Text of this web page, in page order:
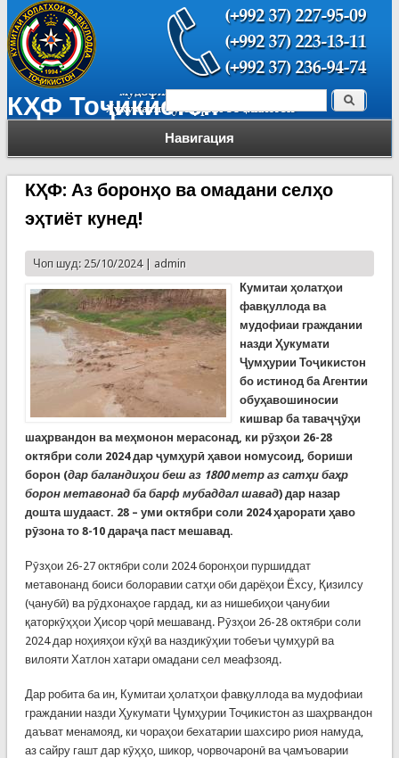
КҲФ Тоҷикистон
Навигация
Форма поиска Поиск
КҲФ: Аз боронҳо ва омадани селҳо
эҳтиёт кунед!
Чоп шуд: 25/10/2024 | admin
Кумитаи ҳолатҳои
фавқуллода ва
мудофиаи граждании
назди Ҳукумати
Ҷумҳурии Тоҷикистон
бо истинод ба Агентии
обуҳавошиносии
кишвар ба таваҷҷӯҳи
шаҳрвандон ва меҳмонон мерасонад, ки рӯзҳои 26-28
октябри соли 2024 дар ҷумҳурӣ ҳавои номусоид, бориши
борон (дар баландиҳои беш аз 1800 метр аз сатҳи баҳр
борон метавонад ба барф мубаддал шавад) дар назар
дошта шудааст. 28 – уми октябри соли 2024 ҳарорати ҳаво
рӯзона то 8-10 дараҷа паст мешавад.
Рӯзҳои 26-27 октябри соли 2024 боронҳои пуршиддат
метавонанд боиси болоравии сатҳи оби дарёҳои Ёхсу, Қизилсу
(ҷанубӣ) ва рӯдхонаҳое гардад, ки аз нишебиҳои ҷанубии
қаторкӯҳҳои Ҳисор ҷорӣ мешаванд. Рӯзҳои 26-28 октябри соли
2024 дар ноҳияҳои кӯҳӣ ва наздикӯҳии тобеъи ҷумҳурӣ ва
вилояти Хатлон хатари омадани сел меафзояд.
Дар робита ба ин, Кумитаи ҳолатҳои фавқуллода ва мудофиаи
граждании назди Ҳукумати Ҷумҳурии Тоҷикистон аз шаҳрвандон
даъват менамояд, ки чораҳои бехатарии шахсиро риоя намуда,
аз сайру гашт дар кӯҳҳо, шикор, чорвочаронӣ ва ҷамъоварии